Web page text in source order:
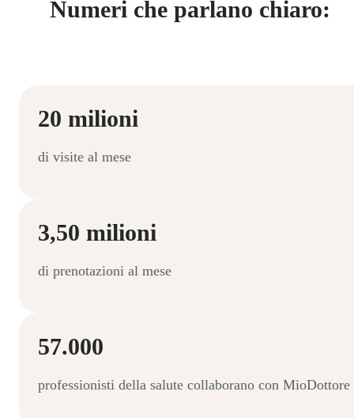
Numeri che parlano chiaro:
20 milioni
di visite al mese
3,50 milioni
di prenotazioni al mese
57.000
professionisti della salute collaborano con MioDottore